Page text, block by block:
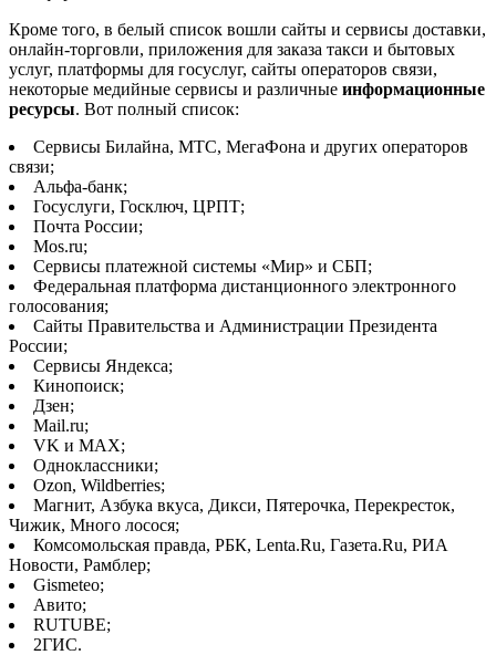
Кроме того, в белый список вошли сайты и сервисы доставки,
онлайн-торговли, приложения для заказа такси и бытовых
услуг, платформы для госуслуг, сайты операторов связи,
некоторые медийные сервисы и различные информационные
ресурсы. Вот полный список:
Сервисы Билайна, МТС, МегаФона и других операторов
связи;
Альфа-банк;
Госуслуги, Госключ, ЦРПТ;
Почта России;
Mos.ru;
Сервисы платежной системы «Мир» и СБП;
Федеральная платформа дистанционного электронного
голосования;
Сайты Правительства и Администрации Президента
России;
Сервисы Яндекса;
Кинопоиск;
Дзен;
Mail.ru;
VK и MAX;
Одноклассники;
Ozon, Wildberries;
Магнит, Азбука вкуса, Дикси, Пятерочка, Перекресток,
Чижик, Много лосося;
Комсомольская правда, РБК, Lenta.Ru, Газета.Ru, РИА
Новости, Рамблер;
Gismeteo;
Авито;
RUTUBE;
2ГИС.